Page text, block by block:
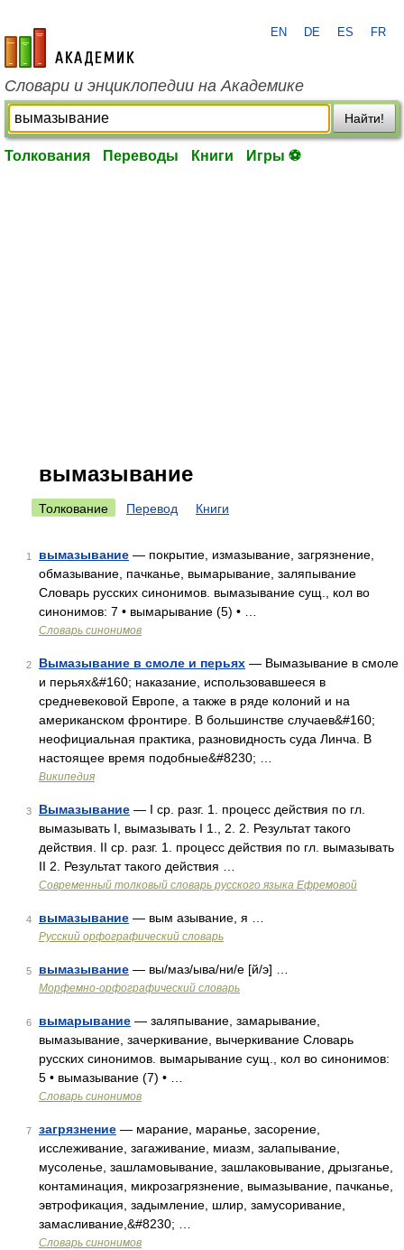
academic.ru
EN DE ES FR
Словари и энциклопедии на Академике
Найти!
Толкования Переводы Книги Игры ⚽
вымазывание
Толкование Перевод Книги
1 вымазывание — покрытие, измазывание, загрязнение,
обмазывание, пачканье, вымарывание, заляпывание
Словарь русских синонимов. вымазывание сущ., кол во
синонимов: 7 • вымарывание (5) • …
Словарь синонимов
2 Вымазывание в смоле и перьях — Вымазывание в смоле
и перьях&#160; наказание, использовавшееся в
средневековой Европе, а также в ряде колоний и на
американском фронтире. В большинстве случаев&#160;
неофициальная практика, разновидность суда Линча. В
настоящее время подобные&#8230; …
Википедия
3 Вымазывание — I ср. разг. 1. процесс действия по гл.
вымазывать I, вымазывать I 1., 2. 2. Результат такого
действия. II ср. разг. 1. процесс действия по гл. вымазывать
II 2. Результат такого действия …
Современный толковый словарь русского языка Ефремовой
4 вымазывание — вым азывание, я …
Русский орфографический словарь
5 вымазывание — вы/маз/ыва/ни/е [й/э] …
Морфемно-орфографический словарь
6 вымарывание — заляпывание, замарывание,
вымазывание, зачеркивание, вычеркивание Словарь
русских синонимов. вымарывание сущ., кол во синонимов:
5 • вымазывание (7) • …
Словарь синонимов
7 загрязнение — марание, маранье, засорение,
исслеживание, загаживание, миазм, залапывание,
мусоленье, зашламовывание, зашлаковывание, дрызганье,
контаминация, микрозагрязнение, вымазывание, пачканье,
эвтрофикация, задымление, шлир, замусоривание,
замасливание,&#8230; …
Словарь синонимов